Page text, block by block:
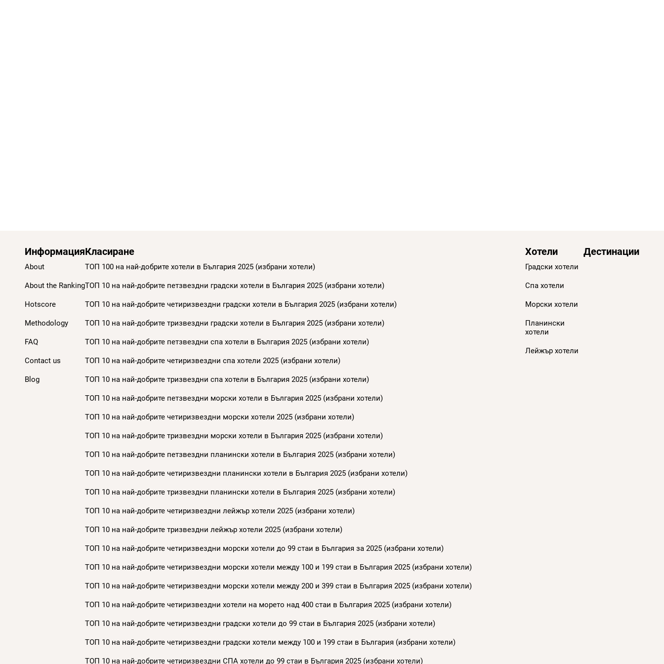
Информация
About
About the Ranking
Hotscore
Methodology
FAQ
Contact us
Blog
Класиране
ТОП 100 на най-добрите хотели в България 2025 (избрани хотели)
ТОП 10 на най-добрите петзвездни градски хотели в България 2025 (избрани хотели)
ТОП 10 на най-добрите четиризвездни градски хотели в България 2025 (избрани хотели)
ТОП 10 на най-добрите тризвездни градски хотели в България 2025 (избрани хотели)
ТОП 10 на най-добрите петзвездни спа хотели в България 2025 (избрани хотели)
ТОП 10 на най-добрите четиризвездни спа хотели 2025 (избрани хотели)
ТОП 10 на най-добрите тризвездни спа хотели в България 2025 (избрани хотели)
ТОП 10 на най-добрите петзвездни морски хотели в България 2025 (избрани хотели)
ТОП 10 на най-добрите четиризвездни морски хотели 2025 (избрани хотели)
ТОП 10 на най-добрите тризвездни морски хотели в България 2025 (избрани хотели)
ТОП 10 на най-добрите петзвездни планински хотели в България 2025 (избрани хотели)
ТОП 10 на най-добрите четиризвездни планински хотели в България 2025 (избрани хотели)
ТОП 10 на най-добрите тризвездни планински хотели в България 2025 (избрани хотели)
ТОП 10 на най-добрите четиризвездни лейжър хотели 2025 (избрани хотели)
ТОП 10 на най-добрите тризвездни лейжър хотели 2025 (избрани хотели)
ТОП 10 на най-добрите четиризвездни морски хотели до 99 стаи в България за 2025 (избрани хотели)
ТОП 10 на най-добрите четиризвездни морски хотели между 100 и 199 стаи в България 2025 (избрани хотели)
ТОП 10 на най-добрите четиризвездни морски хотели между 200 и 399 стаи в България 2025 (избрани хотели)
ТОП 10 на най-добрите четиризвездни хотели на морето над 400 стаи в България 2025 (избрани хотели)
ТОП 10 на най-добрите четиризвездни градски хотели до 99 стаи в България 2025 (избрани хотели)
ТОП 10 на най-добрите четиризвездни градски хотели между 100 и 199 стаи в България (избрани хотели)
ТОП 10 на най-добрите четиризвездни СПА хотели до 99 стаи в България 2025 (избрани хотели)
Хотели
Градски хотели
Спа хотели
Морски хотели
Планински
хотели
Лейжър хотели
Дестинации